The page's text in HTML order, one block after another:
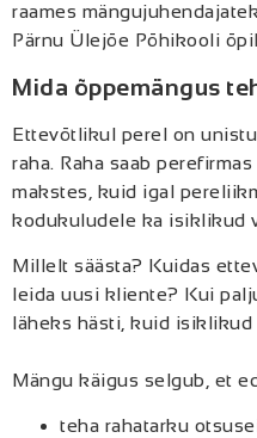
raames
Pärnu Ülejõe Põhikooli
Mida õppemängus
Ettevõtlikul perel on
raha. Raha saab
makstes, kuid igal
kodukuludele ka isiklikud
Millelt säästa? Kuidas
leida uusi kliente? Kui
läheks hästi, kuid
Mängu käigus selgub, et
teha rahatarku